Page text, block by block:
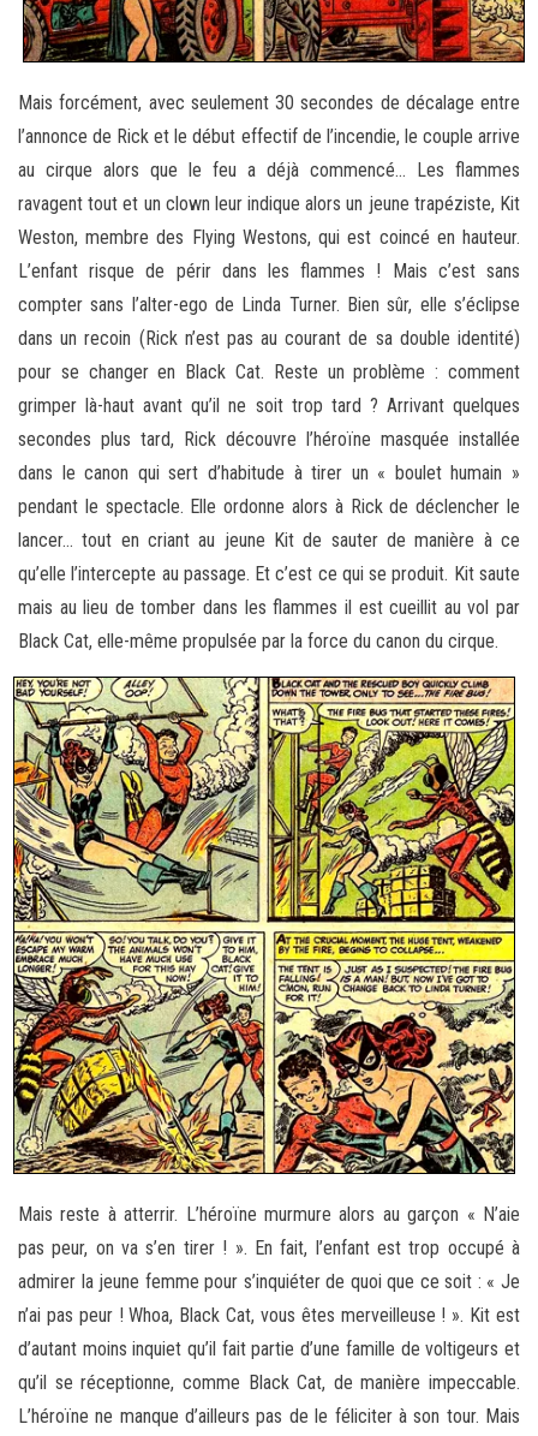
Mais forcément, avec seulement 30 secondes de décalage entre
l’annonce de Rick et le début effectif de l’incendie, le couple arrive
au cirque alors que le feu a déjà commencé… Les flammes
ravagent tout et un clown leur indique alors un jeune trapéziste, Kit
Weston, membre des Flying Westons, qui est coincé en hauteur.
L’enfant risque de périr dans les flammes ! Mais c’est sans
compter sans l’alter-ego de Linda Turner. Bien sûr, elle s’éclipse
dans un recoin (Rick n’est pas au courant de sa double identité)
pour se changer en Black Cat. Reste un problème : comment
grimper là-haut avant qu’il ne soit trop tard ? Arrivant quelques
secondes plus tard, Rick découvre l’héroïne masquée installée
dans le canon qui sert d’habitude à tirer un « boulet humain »
pendant le spectacle. Elle ordonne alors à Rick de déclencher le
lancer… tout en criant au jeune Kit de sauter de manière à ce
qu’elle l’intercepte au passage. Et c’est ce qui se produit. Kit saute
mais au lieu de tomber dans les flammes il est cueillit au vol par
Black Cat, elle-même propulsée par la force du canon du cirque.
Mais reste à atterrir. L’héroïne murmure alors au garçon « N’aie
pas peur, on va s’en tirer ! ». En fait, l’enfant est trop occupé à
admirer la jeune femme pour s’inquiéter de quoi que ce soit : « Je
n’ai pas peur ! Whoa, Black Cat, vous êtes merveilleuse ! ». Kit est
d’autant moins inquiet qu’il fait partie d’une famille de voltigeurs et
qu’il se réceptionne, comme Black Cat, de manière impeccable.
L’héroïne ne manque d’ailleurs pas de le féliciter à son tour. Mais